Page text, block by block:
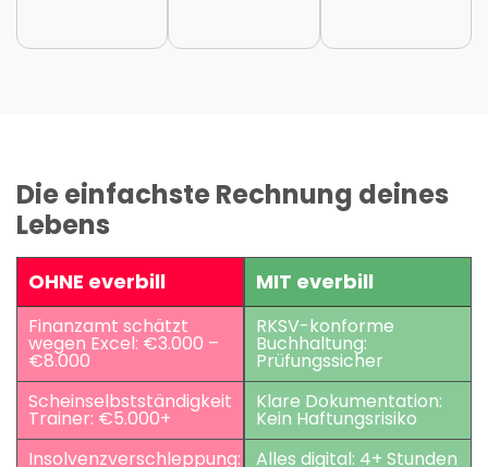
Die einfachste Rechnung deines
Lebens
OHNE everbill
Finanzamt schätzt
wegen Excel: €3.000 –
€8.000
Scheinselbstständigkeit
Trainer: €5.000+
Insolvenzverschleppung:
MIT everbill
RKSV-konforme
Buchhaltung:
Prüfungssicher
Klare Dokumentation:
Kein Haftungsrisiko
Alles digital: 4+ Stunden